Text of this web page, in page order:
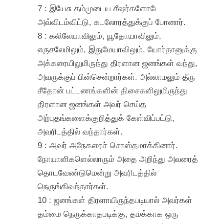
7 : இயேசு தம்முடைய சீஷர்களோடே
அவ்விடம்விட்டு, கடலோரத்துக்குப் போனார்.
8 : கலிலேயாவிலும், யூதோயாவிலும்,
எருசலேமிலும், இதுமேயாவிலும், யோர்தானுக்கு
அக்கரையிலுமிருந்து திரளான ஜனங்கள் வந்து,
அவருக்குப் பின்சென்றார்கள். அல்லாமலும் தீரு
சீதோன் பட்டணங்களின் திசைகளிலுமிருந்து
திரளான ஜனங்கள் அவர் செய்த
அற்புதங்களைக்குறித்துக் கேள்விப்பட்டு,
அவரிடத்தில் வந்தார்கள்.
9 : அவர் அநேகரைச் சொஸ்தமாக்கினார்.
நோயாளிகளெல்லாரும் அதை அறிந்து அவரைத்
தொடவேண்டுமென்று அவரிடத்தில்
நெருங்கிவந்தார்கள்.
10 : ஜனங்கள் திரளாயிருந்தபடியால் அவர்கள்
தம்மை நெருக்காதபடிக்கு, தமக்காக ஒரு